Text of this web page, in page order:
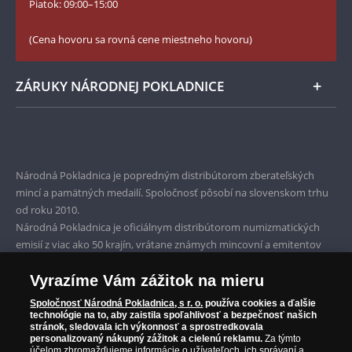
Piatok: 09:00–15:00
(Cena hovoru sa rovná cene miestneho hovoru)
ZÁRUKY NÁRODNEJ POKLADNICE
Garancia najvyššej kvality
Iba originálne produkty
Národná Pokladnica je popredným distribútorom zberateľských
mincí a pamätných medailí. Spoločnosť pôsobí na slovenskom trhu
od roku 2010.
Národná Pokladnica je oficiálnym distribútorom numizmatických
emisií z viac ako 50 krajín, vrátane známych mincovní a emitentov
Parížska mincovňa, Nórska mincovňa, Fínska mincovňa alebo
Austrálska mincovňa Perth. Spoločnosť svojim zákazníkom a
zberateľom garantuje, že všetky produkty sú v originálnej a v
prvotriednej kvalite, čo je doložené aj priloženým Certifikátom
autentickosti.
Vyrazíme Vám zážitok na mieru
Spoločnosť Národná Pokladnica, s r. o. používa cookies a ďalšie
technológie na to, aby zaistila spoľahlivosť a bezpečnosť našich
stránok, sledovala ich výkonnosť a sprostredkovala
personalizovaný nákupný zážitok a cielenú reklamu. Za týmto